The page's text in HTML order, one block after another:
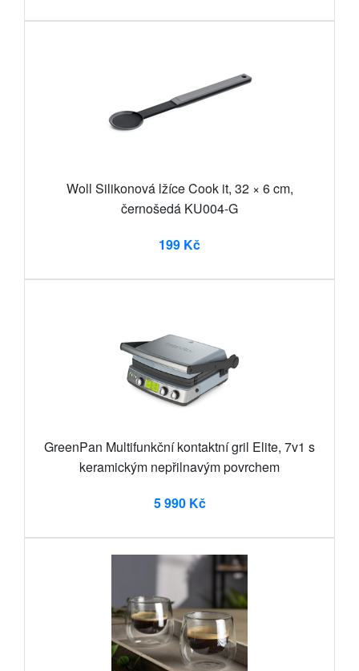
Woll Silikonová lžíce Cook it, 32 × 6 cm,
černošedá KU004-G
199 Kč
GreenPan Multifunkční kontaktní gril Elite, 7v1 s
keramickým nepřilnavým povrchem
5 990 Kč